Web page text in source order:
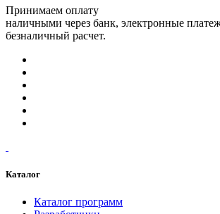
Принимаем оплату
наличными через банк, электронные
безналичный расчет.
Каталог
Каталог программ